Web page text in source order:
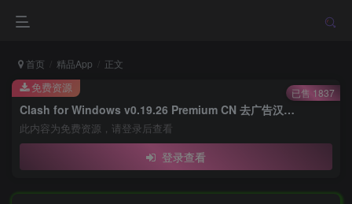
首页 精品App 正文
Clash for Windows v0.19.26 Premium CN 去广告汉化便携版
此内容为免费资源，请登录后查看
登录查看
免费资源 已售 1837